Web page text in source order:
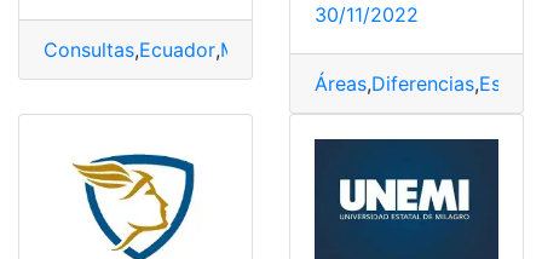
Consultas,Ecuador,Maestrías,maestrías profesionales
30/11/2022
Áreas,Diferencias,